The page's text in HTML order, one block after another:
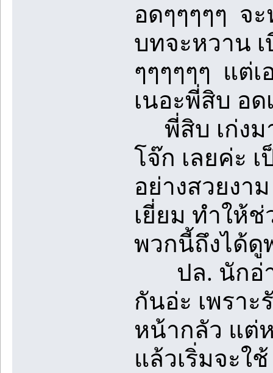
อดๆๆๆๆๆ จ
บทจะหวาน
ๆๆๆๆๆๆ แต่
เนอะพี่สิบ อ
พี่สิบ เก่งม
โจ๊ก เลยค่ะ
อย่างสวยงา
เยี่ยม ทำให้ช่
พวกนี้ถึงได้ดู
ปล. นักอ่าน
กันอ่ะ เพรา
หน้ากลัว แต่
แล้วเริ่มจะใ